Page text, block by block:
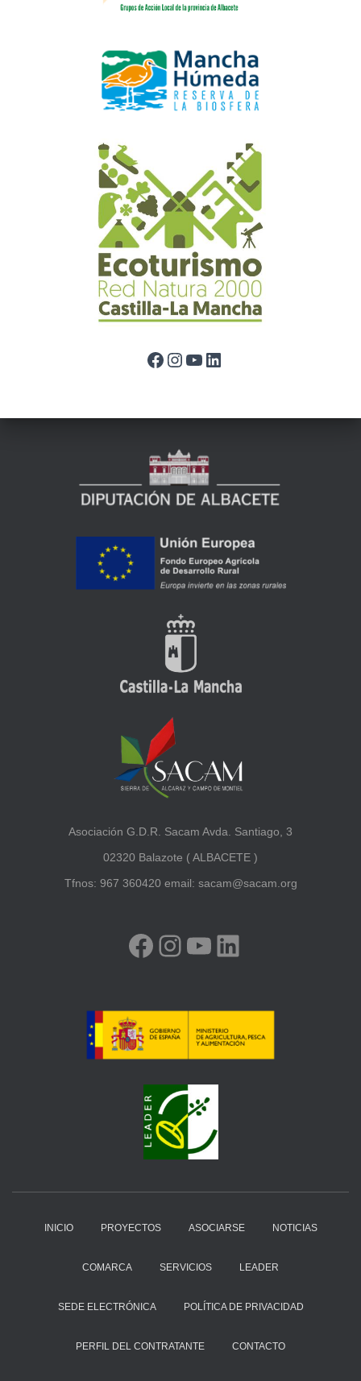
Facebook Instagram YouTube LinkedIn
Asociación G.D.R. Sacam Avda. Santiago, 3
02320 Balazote ( ALBACETE )
Tfnos: 967 360420 email: sacam@sacam.org
FACEBOOK INSTAGRAM YOUTUBE
INICIO PROYECTOS ASOCIARSE NOTICIAS
COMARCA SERVICIOS LEADER
SEDE ELECTRÓNICA POLÍTICA DE PRIVACIDAD
PERFIL DEL CONTRATANTE CONTACTO